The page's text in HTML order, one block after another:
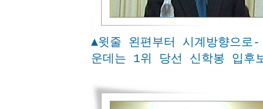
▲윗줄 왼편부터 시계방향으
운데는 1위 당선 신학봉 입후